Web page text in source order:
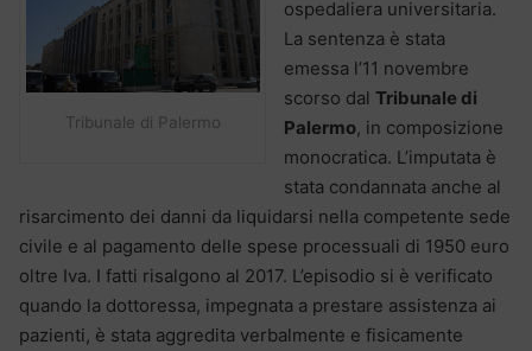
Tribunale di Palermo
ospedaliera universitaria.
La sentenza è stata
emessa l’11 novembre
scorso dal Tribunale di
Palermo, in composizione
monocratica. L’imputata è
stata condannata anche al
risarcimento dei danni da liquidarsi nella competente sede
civile e al pagamento delle spese processuali di 1950 euro
oltre Iva. I fatti risalgono al 2017. L’episodio si è verificato
quando la dottoressa, impegnata a prestare assistenza ai
pazienti, è stata aggredita verbalmente e fisicamente